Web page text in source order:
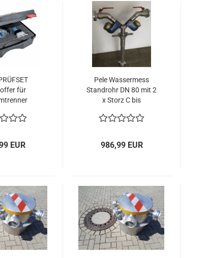
für
EUR
Pele Wassermess
Standrohr DN 80 mit 2
x Storz C bis
986,99 EUR